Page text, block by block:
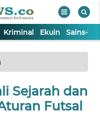
Kriminal Ekuin Sains-
Sejarah dan
Futsal